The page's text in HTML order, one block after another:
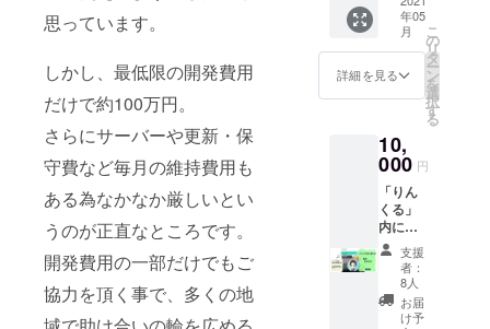
思っています。
しかし、最低限の開発費用
だけで約100万円。
さらにサーバーや更新・保
守費など毎月の維持費用も
ある為なかなか厳しいとい
うのが正直なところです。
開発費用の一部だけでもご
協力を頂く事で、多くの地
ファン
ディン
グを実
資金を
集め、8
「10代
フェ
ス」を
主宰す
る準備
を進め
てい
る。
Instagr
am ＠
shia_de
法につ
きまし
ては、
ご連絡
させて
画面は
開発中
のもの
です。
実際の
画面と
は異な
る可能
性がご
ざいま
す。
かない
選択を
して、
ラ
ティッ
ASOVIV
A!に通
う15
才。 好
きな音
楽やイ
ラスト
を通し
て自分
の思い
や感性
ますの
で、ア
クセサ
リーや
魔法道
す！ 付
属して
いるリ
ング
も、ハ
ンドメ
イドの
アクセ
ントに
使うと
〇。 ※
クして
みて下
さい！
https://f
gg.com/
閉じる
人数限
定です
が割引
価格で
対応さ
せて頂
す。
（少し
時間が
短くな
りま
す） 今
回
7,500
円 診
断+解
説 約
年05
月
詳細を見る
こ
の
リ
タ
ー
ン
を
選
択
す
る
10,
000 円
「りん
くる」
内に
て、称
号
「Giver
」を使
えるよ
支援
者：
8人
お届
け予